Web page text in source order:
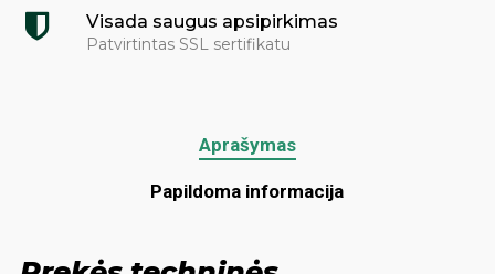
Visada saugus apsipirkimas
Patvirtintas SSL sertifikatu
Aprašymas
Papildoma informacija